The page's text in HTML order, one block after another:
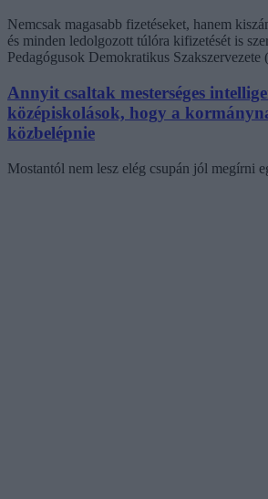
Nemcsak magasabb fizetéseket, hanem
és minden ledolgozott túlóra kifizetését is
Pedagógusok Demokratikus Szakszervezete
Annyit csaltak mesterséges
középiskolások, hogy a
közbelépnie
Mostantól nem lesz elég csupán jól megírni